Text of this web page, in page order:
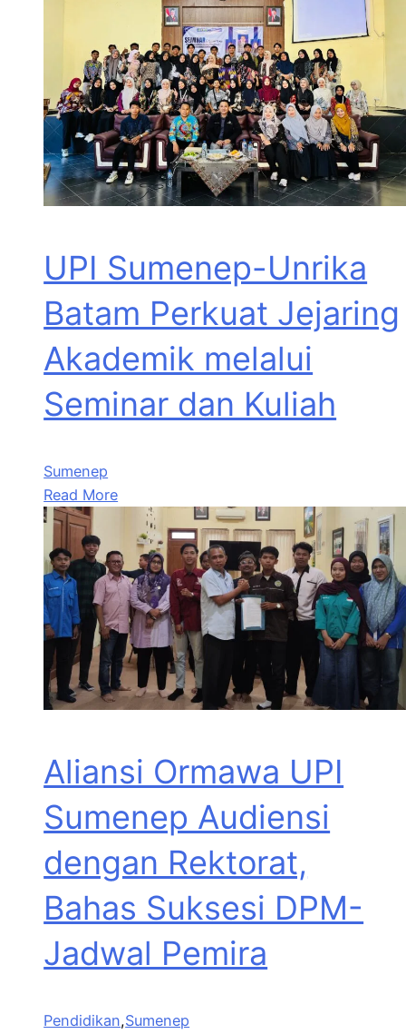
UPI Sumenep-Unrika
Batam Perkuat Jejaring
Akademik melalui
Seminar dan Kuliah
Sumenep
Read More
Aliansi Ormawa UPI
Sumenep Audiensi
dengan Rektorat,
Bahas Suksesi DPM-
Jadwal Pemira
Pendidikan,Sumenep